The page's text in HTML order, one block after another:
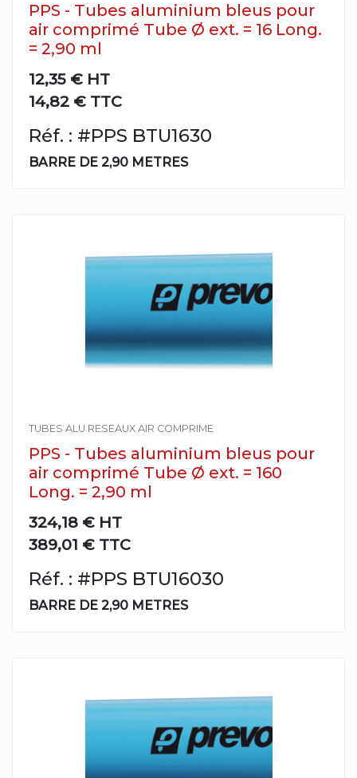
PPS - Tubes aluminium bleus pour
air comprimé Tube Ø ext. = 16 Long.
= 2,90 ml
12,35 € HT
14,82 € TTC
Réf. : #PPS BTU1630
BARRE DE 2,90 METRES
TUBES ALU RESEAUX AIR COMPRIME
PPS - Tubes aluminium bleus pour
air comprimé Tube Ø ext. = 160
Long. = 2,90 ml
324,18 € HT
389,01 € TTC
Réf. : #PPS BTU16030
BARRE DE 2,90 METRES